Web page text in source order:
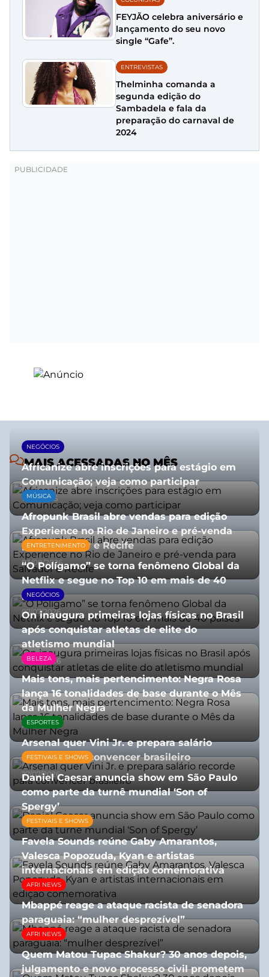
FEYJÃO celebra aniversário e
lançamento do seu novo
single “Gafe”.
ENTREVISTAS
Thelminha comanda a
segunda edição do
Sambadela e fala da
preparação do carnaval de
2024
MAIS ACESSADAS NO MÊS
NEGÓCIOS
Africanize abre inscrições para estágio em
Comunicação; veja como participar
13/01/2026
MÚSICA
Afropunk Brasil abre vendas para edição
Experience no Rio de Janeiro e pré-venda
para Salvador e Recife
03/08/2026
ENTRETENIMENTO
“O Polígamo” se torna fenômeno Global da
Netflix e segue no Top 10 em mais de 40
países
07/07/2026
NEGÓCIOS
On inaugura primeiras lojas físicas no Brasil
após conquistar atletas de elite do
atletismo mundial
07/07/2026
BELEZA
Mais tons, mais pertencimento: Negra Rosa
lança 16 tonalidades de base durante o Mês
da Mulher Negra
28/07/2026
ESPORTES
Arsenal quer Vini Jr. e prepara salário
recorde para convencer brasileiro
27/07/2026
FESTIVAIS E SHOWS
Daniel Caesar anuncia show em São Paulo
como parte da turnê mundial ‘Son of
Spergy’
05/08/2026
FESTIVAIS E SHOWS
Favela Sounds reúne Gaby Amarantos,
Valesca Popozuda, Kyan e artistas
internacionais em edição comemorativa
31/07/2026
AFRI NEWS
Mbappé reage a ataque racista de senadora
paraguaia: “mulher desprezível”
07/07/2026
AFRI NEWS
Quem Matou Tupac Shakur? 30 anos depois,
julgamento e novo processo civil prometem